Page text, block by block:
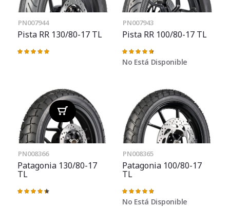
PN007944
Pista RR 130/80-17 TL
Valoración:
PN007943
Pista RR 100/80-17 TL
Valoración:
95%
No Está Disponible
PN008366
Patagonia 130/80-17
TL
Valoración:
PN008365
Patagonia 100/80-17
TL
Valoración:
97%
No Está Disponible